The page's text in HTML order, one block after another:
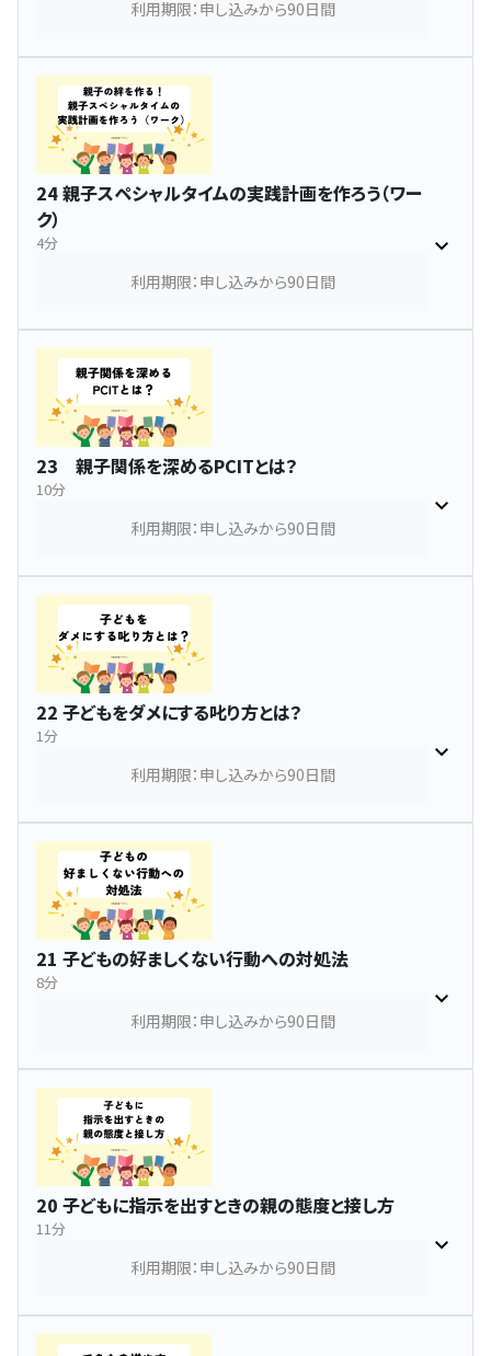
利用期限：申し込みから90日間
24 親子スペシャルタイムの実践計画を作ろう（ワー
ク）
4分
利用期限：申し込みから90日間
23 親子関係を深めるPCITとは？
10分
利用期限：申し込みから90日間
22 子どもをダメにする叱り方とは？
1分
利用期限：申し込みから90日間
21 子どもの好ましくない行動への対処法
8分
利用期限：申し込みから90日間
20 子どもに指示を出すときの親の態度と接し方
11分
利用期限：申し込みから90日間